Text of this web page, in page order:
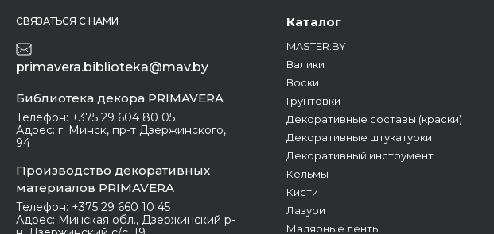
СВЯЗАТЬСЯ С НАМИ
primavera.biblioteka@mav.by
Библиотека декора PRIMAVERA
Телефон: +375 29 604 80 05
Адрес: г. Минск, пр-т Дзержинского,
94
Производство декоративных
материалов PRIMAVERA
Телефон: +375 29 660 10 45
Адрес: Минская обл., Дзержинский р-
Каталог
MASTER.BY
Валики
Воски
Грунтовки
Декоративные составы (краски)
Декоративные штукатурки
Декоративный инструмент
Кельмы
Кисти
Лазури
Малярные ленты